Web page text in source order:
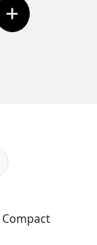
Compact